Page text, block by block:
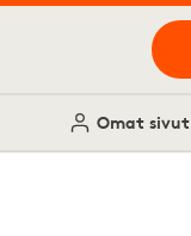
Omat sivut